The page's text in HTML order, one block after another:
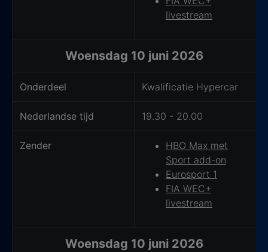
livestream
Woensdag 10 juni 2026
Onderdeel Kwalificatie Hypercar
Nederlandse tijd 19.30 - 20.00
Zender
HBO Max met
Sport add-on
Eurosport 1
FIA WEC+
livestream
Woensdag 10 juni 2026